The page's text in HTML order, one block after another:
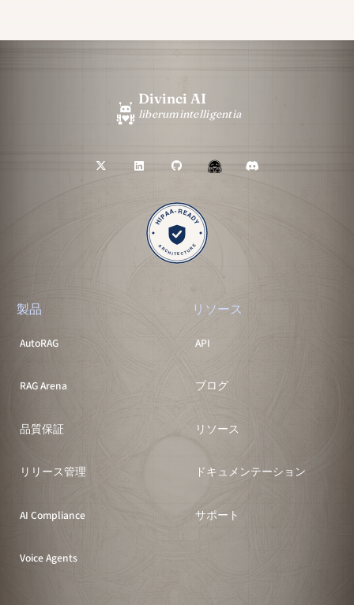
Divinci AI
liberumintelligentia
製品
AutoRAG
RAG Arena
品質保証
リリース管理
AI Compliance
Voice Agents
リソース
API
ブログ
リソース
ドキュメンテーション
サポート